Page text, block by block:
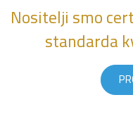
Nositelji smo
standarda